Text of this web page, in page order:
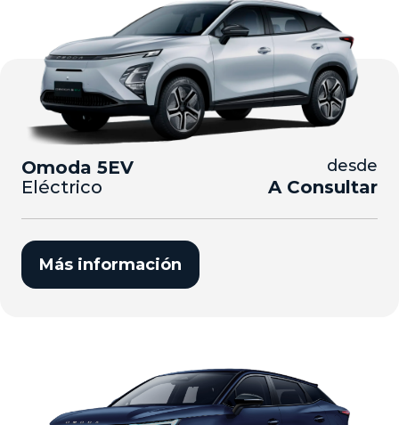
Omoda 5EV
Eléctrico
desde
A Consultar
Más información